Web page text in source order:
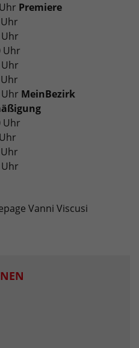
Premiere
Uhr
Uhr
Uhr
Uhr MeinBezirk
Uhr
Uhr
Vanni Viscusi